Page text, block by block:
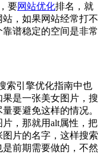
要网站优化排名，就
，如果网站经常打不
谱稳定的空间是非常
引擎优化指南中也
是一张美女图片，搜
要避免这样的情况。
，那就用alt属性，把
片的名字，这样搜索
前期需要做的，不然